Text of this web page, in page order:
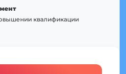
квалификации